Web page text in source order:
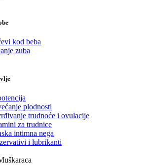
kod beba
zuba
plodnosti
trudnoće i ovulacije
za trudnice
intimna nega
i lubrikanti